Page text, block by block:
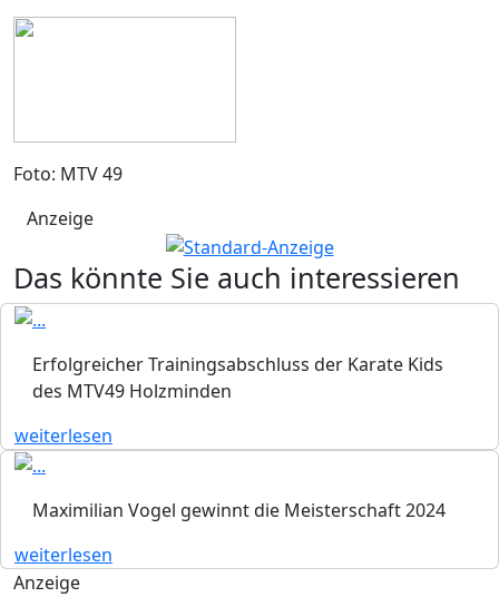
Foto: MTV 49
Anzeige
Das könnte Sie auch interessieren
Erfolgreicher Trainingsabschluss der Karate Kids
des MTV49 Holzminden
weiterlesen
Maximilian Vogel gewinnt die Meisterschaft 2024
weiterlesen
Anzeige